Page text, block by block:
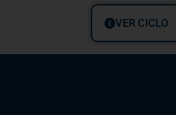
VER CICLO